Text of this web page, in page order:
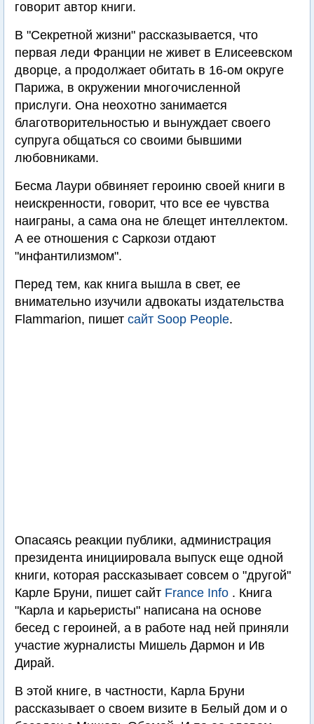
говорит автор книги.
В "Секретной жизни" рассказывается, что
первая леди Франции не живет в Елисеевском
дворце, а продолжает обитать в 16-ом округе
Парижа, в окружении многочисленной
прислуги. Она неохотно занимается
благотворительностью и вынуждает своего
супруга общаться со своими бывшими
любовниками.
Бесма Лаури обвиняет героиню своей книги в
неискренности, говорит, что все ее чувства
наиграны, а сама она не блещет интеллектом.
А ее отношения с Саркози отдают
"инфантилизмом".
Перед тем, как книга вышла в свет, ее
внимательно изучили адвокаты издательства
Flammarion, пишет сайт Soop People.
Опасаясь реакции публики, администрация
президента инициировала выпуск еще одной
книги, которая рассказывает совсем о "другой"
Карле Бруни, пишет сайт France Info . Книга
"Карла и карьеристы" написана на основе
бесед с героиней, а в работе над ней приняли
участие журналисты Мишель Дармон и Ив
Дирай.
В этой книге, в частности, Карла Бруни
рассказывает о своем визите в Белый дом и о